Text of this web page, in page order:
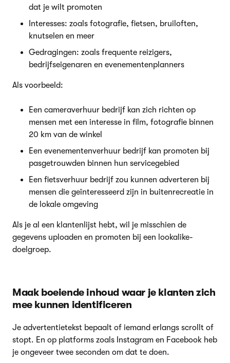
dat je wilt promoten
Interesses: zoals fotografie, fietsen, bruiloften,
knutselen en meer
Gedragingen: zoals frequente reizigers,
bedrijfseigenaren en evenementenplanners
Als voorbeeld:
Een cameraverhuur bedrijf kan zich richten op
mensen met een interesse in film, fotografie binnen
20 km van de winkel
Een evenementenverhuur bedrijf kan promoten bij
pasgetrouwden binnen hun servicegebied
Een fietsverhuur bedrijf zou kunnen adverteren bij
mensen die geïnteresseerd zijn in buitenrecreatie in
de lokale omgeving
Als je al een klantenlijst hebt, wil je misschien de
gegevens uploaden en promoten bij een lookalike-
doelgroep.
Maak boeiende inhoud waar je klanten zich
mee kunnen identificeren
Je advertentietekst bepaalt of iemand erlangs scrollt of
stopt. En op platforms zoals Instagram en Facebook heb
je ongeveer twee seconden om dat te doen.